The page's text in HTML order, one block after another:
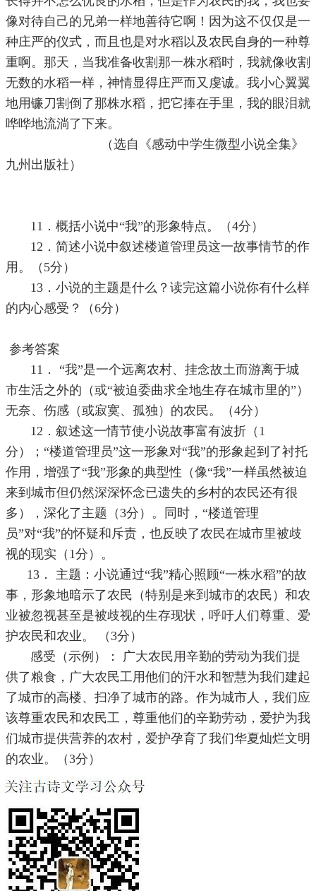
像对待自己的兄弟一样地善待它啊！因为这不仅仅是一
种庄严的仪式，而且也是对水稻以及农民自身的一种尊
重啊。那天，当我准备收割那一株水稻时，我就像收割
无数的水稻一样，神情显得庄严而又虔诚。我小心翼翼
地用镰刀割倒了那株水稻，把它捧在手里，我的眼泪就
哗哗地流淌了下来。
（选自《感动中学生微型小说全集》
九州出版社）
11．概括小说中“我”的形象特点。（4分）
12．简述小说中叙述楼道管理员这一故事情节的作
用。（5分）
13．小说的主题是什么？读完这篇小说你有什么样
的内心感受？（6分）
参考答案
11． “我”是一个远离农村、挂念故土而游离于城
市生活之外的（或“被迫委曲求全地生存在城市里的”）
无奈、伤感（或寂寞、孤独）的农民。（4分）
12．叙述这一情节使小说故事富有波折（1
分）；“楼道管理员”这一形象对“我”的形象起到了衬托
作用，增强了“我”形象的典型性（像“我”一样虽然被迫
来到城市但仍然深深怀念已遗失的乡村的农民还有很
多），深化了主题（3分）。同时，“楼道管理
员”对“我”的怀疑和斥责，也反映了农民在城市里被歧
视的现实（1分）。
13． 主题：小说通过“我”精心照顾“一株水稻”的故
事，形象地暗示了农民（特别是来到城市的农民）和农
业被忽视甚至是被歧视的生存现状，呼吁人们尊重、爱
护农民和农业。 （3分）
感受（示例）： 广大农民用辛勤的劳动为我们提
供了粮食，广大农民工用他们的汗水和智慧为我们建起
了城市的高楼、扫净了城市的路。作为城市人，我们应
该尊重农民和农民工，尊重他们的辛勤劳动，爱护为我
们城市提供营养的农村，爱护孕育了我们华夏灿烂文明
的农业。（3分）